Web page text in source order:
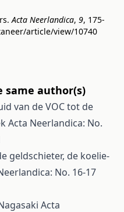
Acta Neerlandica, 9, 175-
article/view/10740
same author(s)
van de VOC tot de
Acta Neerlandica: No.
geldschieter, de koelie-
No. 16-17
Acta